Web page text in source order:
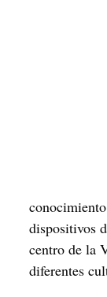
dispositivos
centro de la
diferentes